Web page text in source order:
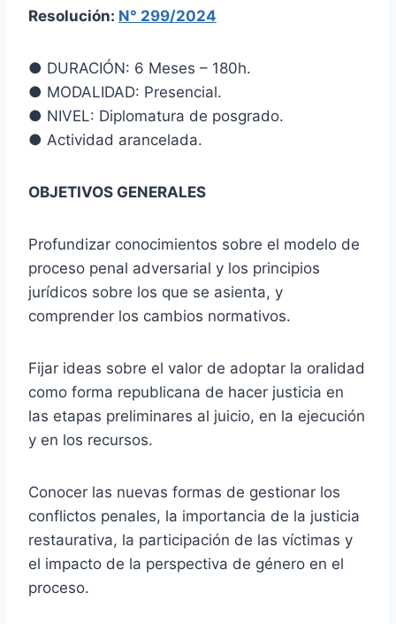
Resolución: N° 299/2024
● DURACIÓN: 6 Meses – 180h.
● MODALIDAD: Presencial.
● NIVEL: Diplomatura de posgrado.
● Actividad arancelada.
OBJETIVOS GENERALES
Profundizar conocimientos sobre el modelo de
proceso penal adversarial y los principios
jurídicos sobre los que se asienta, y
comprender los cambios normativos.
Fijar ideas sobre el valor de adoptar la oralidad
como forma republicana de hacer justicia en
las etapas preliminares al juicio, en la ejecución
y en los recursos.
Conocer las nuevas formas de gestionar los
conflictos penales, la importancia de la justicia
restaurativa, la participación de las víctimas y
el impacto de la perspectiva de género en el
proceso.